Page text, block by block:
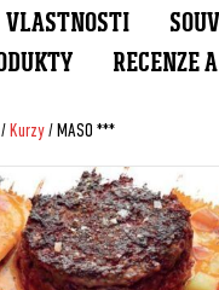
VLASTNOSTI
RECENZE
/ Kurzy/ MASO ***